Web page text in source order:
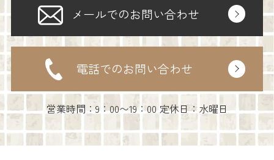
メールでのお問い合わせ
電話でのお問い合わせ
営業時間：9：00〜19：00 定休日：水曜日